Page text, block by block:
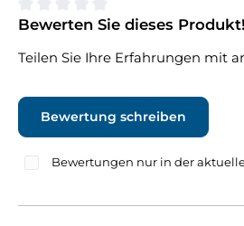
Durchschnittliche Bewertung von
Bewerten Sie dieses Produkt!
Teilen Sie Ihre Erfahrungen mit
Bewertung schreiben
Bewertungen nur in der